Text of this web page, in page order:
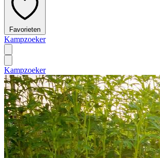
Favorieten
Kampzoeker
Kampzoeker